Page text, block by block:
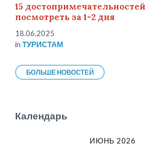
15
посмотреть за 1-2 дня
18.06.2025
in ТУРИСТАМ
БОЛЬШЕ НОВОСТЕЙ
Календарь
ИЮНЬ 2026